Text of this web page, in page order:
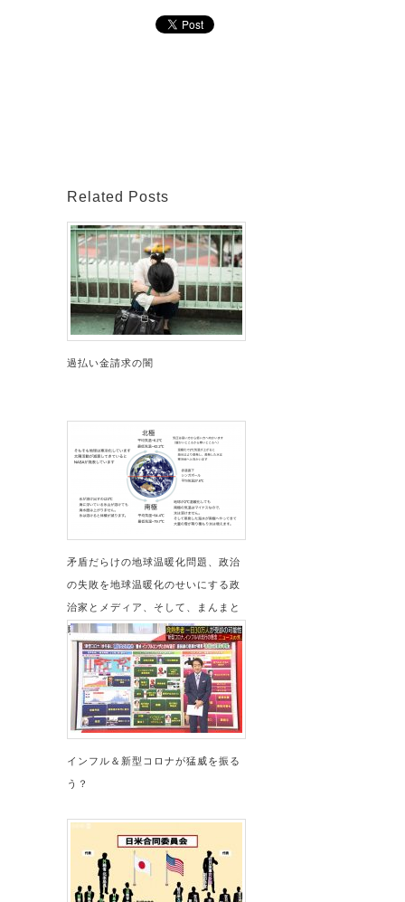
Related Posts
過払い金請求の闇
矛盾だらけの地球温暖化問題、政治
の失敗を地球温暖化のせいにする政
治家とメディア、そして、まんまと
騙される国民
インフル＆新型コロナが猛威を振る
う？